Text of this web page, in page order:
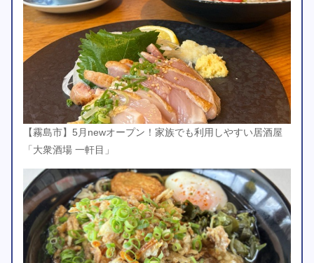
【霧島市】5月newオープン！家族でも利用しやすい居酒屋
「大衆酒場 一軒目」